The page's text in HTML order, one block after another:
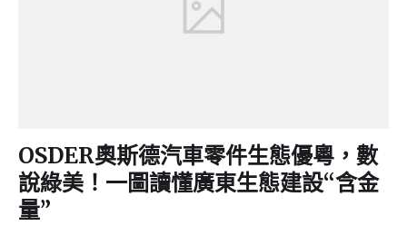
OSDER奧斯德汽車零件生態優粵，數
說綠美！一圖讀懂廣東生態建設“含金
量”